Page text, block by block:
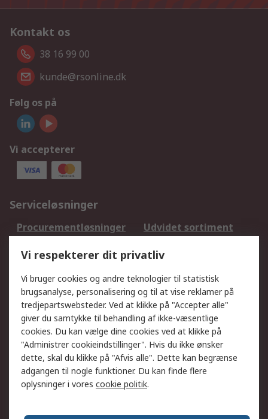
Kontakt os
38 16 99 00
kunde@rsonline.dk
Følg os på
Vi accepterer
Serviceløsninger
Procurementløsninger
Udvidet sortiment
DesignSpark
Teknisk Support
Dit lokale salgsteam
Eksportløsninger
Support
Få hjælp
Returnering
Levering
Spor min ordre
Fakturakopi
Betalingsmuligheder
Fordele med Mit RS
Okdo
Vi respekterer dit privatliv
Vi bruger cookies og andre teknologier til statistisk
brugsanalyse, personalisering og til at vise reklamer på
tredjepartswebsteder. Ved at klikke på "Accepter alle"
giver du samtykke til behandling af ikke-væsentlige
cookies. Du kan vælge dine cookies ved at klikke på
"Administrer cookieindstillinger". Hvis du ikke ønsker
dette, skal du klikke på "Afvis alle". Dette kan begrænse
adgangen til nogle funktioner. Du kan finde flere
oplysninger i vores cookie politik.